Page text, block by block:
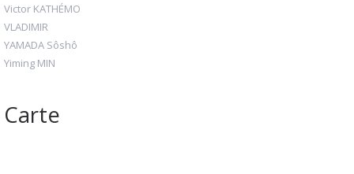
Victor KATHÉMO
VLADIMIR
YAMADA Sôshô
Yiming MIN
Carte